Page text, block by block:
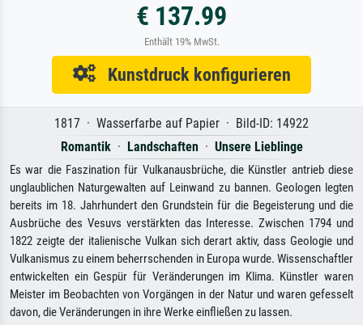
€ 137.99
Enthält 19% MwSt.
Kunstdruck konfigurieren
1817 · Wasserfarbe auf Papier · Bild-ID: 14922
Romantik· Landschaften · Unsere Lieblinge
Es war die Faszination für Vulkanausbrüche, die Künstler antrieb diese
unglaublichen Naturgewalten auf Leinwand zu bannen. Geologen legten
bereits im 18. Jahrhundert den Grundstein für die Begeisterung und die
Ausbrüche des Vesuvs verstärkten das Interesse. Zwischen 1794 und
1822 zeigte der italienische Vulkan sich derart aktiv, dass Geologie und
Vulkanismus zu einem beherrschenden in Europa wurde. Wissenschaftler
entwickelten ein Gespür für Veränderungen im Klima. Künstler waren
Meister im Beobachten von Vorgängen in der Natur und waren gefesselt
davon, die Veränderungen in ihre Werke einfließen zu lassen.